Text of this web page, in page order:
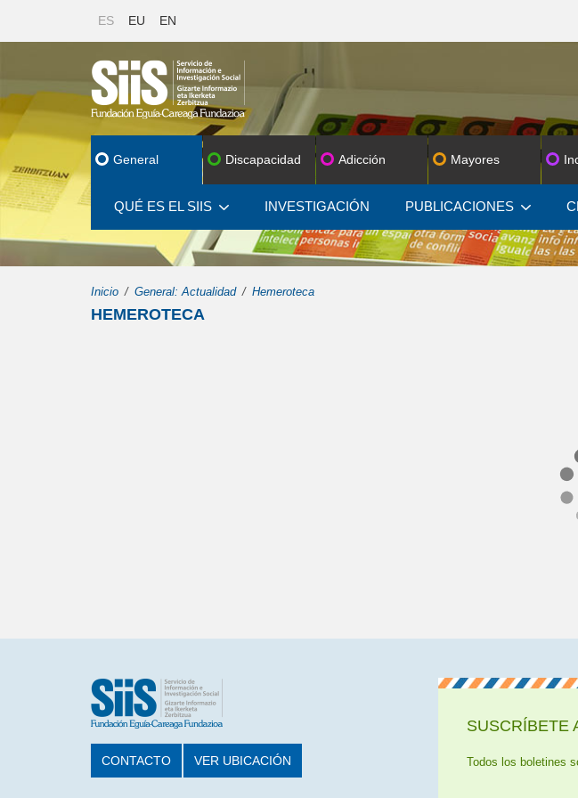
ES EU EN
General
QUÉ ES EL SIIS INVESTIGACIÓN PUBLICACIONES
Discapacidad Adicción Mayores
Inicio General: Actualidad Hemeroteca
HEMEROTECA
CONTACTO VER UBICACIÓN
SUSCRÍBETE
Todos los boletines